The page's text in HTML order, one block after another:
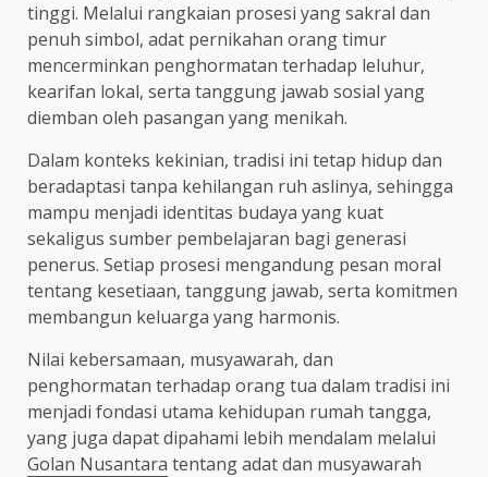
tinggi. Melalui rangkaian prosesi yang sakral dan
penuh simbol, adat pernikahan orang timur
mencerminkan penghormatan terhadap leluhur,
kearifan lokal, serta tanggung jawab sosial yang
diemban oleh pasangan yang menikah.
Dalam konteks kekinian, tradisi ini tetap hidup dan
beradaptasi tanpa kehilangan ruh aslinya, sehingga
mampu menjadi identitas budaya yang kuat
sekaligus sumber pembelajaran bagi generasi
penerus. Setiap prosesi mengandung pesan moral
tentang kesetiaan, tanggung jawab, serta komitmen
membangun keluarga yang harmonis.
Nilai kebersamaan, musyawarah, dan
penghormatan terhadap orang tua dalam tradisi ini
menjadi fondasi utama kehidupan rumah tangga,
yang juga dapat dipahami lebih mendalam melalui
Golan Nusantara tentang adat dan musyawarah